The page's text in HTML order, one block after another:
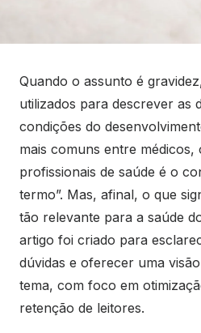
Quando o assunto é
utilizados para descrever as
condições do
mais comuns entre médicos,
profissionais de saúde é o
termo”. Mas, afinal, o que
tão relevante para a saúde
artigo foi criado para
dúvidas e oferecer uma
tema, com foco em
retenção de leitores.